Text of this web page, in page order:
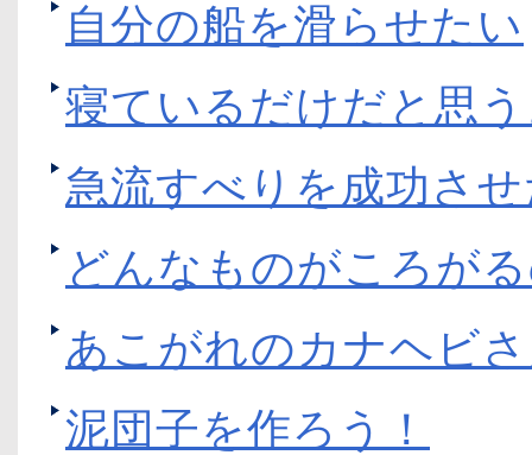
自分の船を滑らせたい
寝ているだけだと思
急流すべりを成功さ
どんなものがころが
あこがれのカナヘビ
泥団子を作ろう！